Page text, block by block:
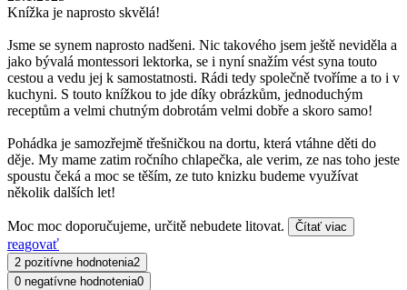
Knížka je naprosto skvělá!
Jsme se synem naprosto nadšeni. Nic takového jsem ještě neviděla a
jako bývalá montessori lektorka, se i nyní snažím vést syna touto
cestou a vedu jej k samostatnosti. Rádi tedy společně tvoříme a to i v
kuchyni. S touto knížkou to jde díky obrázkům, jednoduchým
receptům a velmi chutným dobrotám velmi dobře a skoro samo!
Pohádka je samozřejmě třešničkou na dortu, která vtáhne děti do
děje. My mame zatim ročního chlapečka, ale verim, ze nas toho jeste
spoustu čeká a moc se těším, ze tuto knizku budeme využívat
několik dalších let!
Moc moc doporučujeme, určitě nebudete litovat. Čítať viac
reagovať
2 pozitívne hodnotenia2
0 negatívne hodnotenia0